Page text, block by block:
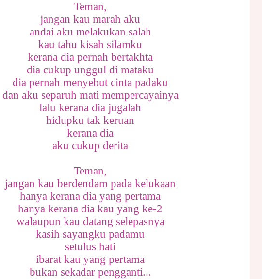
Teman,
jangan kau marah aku
andai aku melakukan salah
kau tahu kisah silamku
kerana dia pernah bertakhta
dia cukup unggul di mataku
dia pernah menyebut cinta padaku
dan aku separuh mati mempercayainya
lalu kerana dia jugalah
hidupku tak keruan
kerana dia
aku cukup derita
Teman,
jangan kau berdendam pada kelukaan
hanya kerana dia yang pertama
hanya kerana dia kau yang ke-2
walaupun kau datang selepasnya
kasih sayangku padamu
setulus hati
ibarat kau yang pertama
bukan sekadar pengganti...